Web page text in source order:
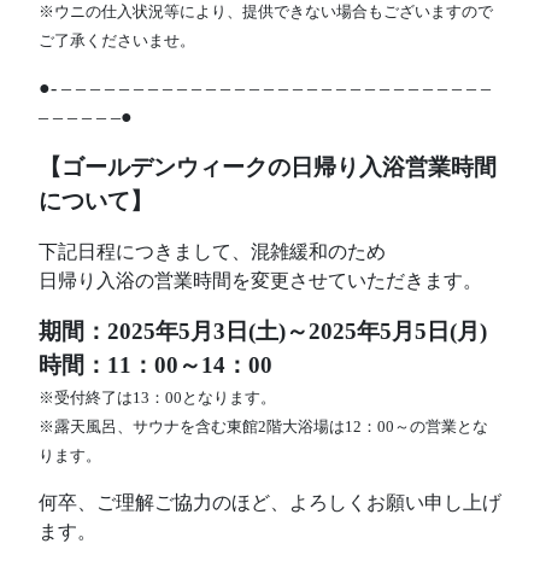
※ウニの仕入状況等により、提供できない場合もございますので
ご了承くださいませ。
●- – – – – – – – – – – – – – – – – – – – – – – – – – – – – – –
– – – – – –●
【ゴールデンウィークの日帰り入浴営業時間
について】
下記日程につきまして、混雑緩和のため
日帰り入浴の営業時間を変更させていただきます。
期間：2025年5月3日(土)～2025年5月5日(月)
時間：11：00～14：00
※受付終了は13：00となります。
※露天風呂、サウナを含む東館2階大浴場は12：00～の営業とな
ります。
何卒、ご理解ご協力のほど、よろしくお願い申し上げ
ます。